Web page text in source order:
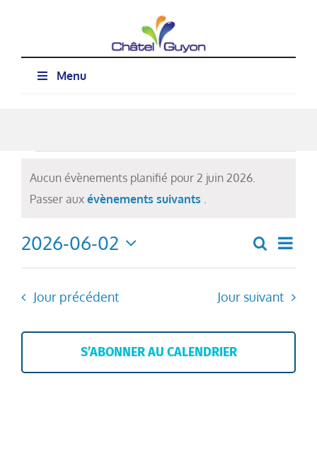
Menu
for
juin
2026
Notice
Aucun évènements planifié pour 2 juin 2026.
Passer aux évènements suivants .
de
Jour
2026-06-02
Sélectionnez
date.
Jour précédent Jour suivant
S’ABONNER AU CALENDRIER